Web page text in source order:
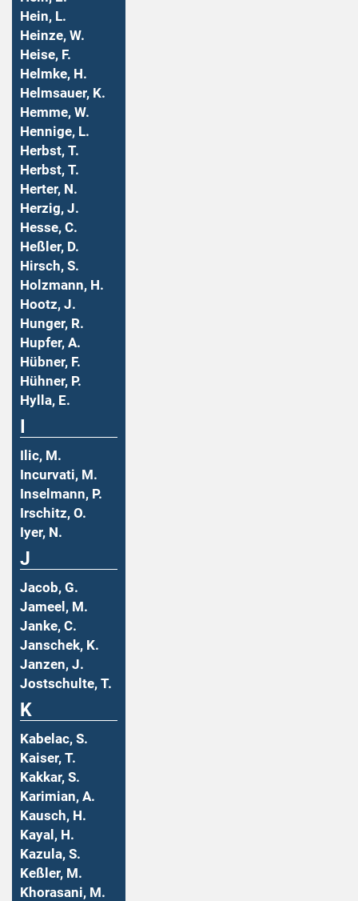
Hein, L.
Heinze, W.
Heise, F.
Helmke, H.
Helmsauer, K.
Hemme, W.
Hennige, L.
Herbst, T.
Herbst, T.
Herter, N.
Herzig, J.
Hesse, C.
Heßler, D.
Hirsch, S.
Holzmann, H.
Hootz, J.
Hunger, R.
Hupfer, A.
Hübner, F.
Hühner, P.
Hylla, E.
Ilic, M.
Incurvati, M.
Inselmann, P.
Irschitz, O.
Iyer, N.
J
Jacob, G.
Jameel, M.
Janke, C.
Janschek, K.
Janzen, J.
Jostschulte, T.
K
Kabelac, S.
Kaiser, T.
Kakkar, S.
Karimian, A.
Kausch, H.
Kayal, H.
Kazula, S.
Keßler, M.
Khorasani, M.